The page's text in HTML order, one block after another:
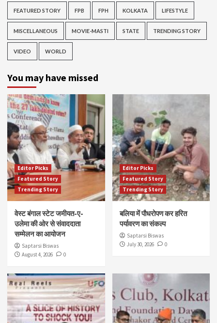
FEATURED STORY FPB FPH KOLKATA LIFESTYLE
MISCELLANEOUS MOVIE-MASTI STATE TRENDING STORY
VIDEO WORLD
You may have missed
Editor Picks
Featured Story
Trending Story
वेस्ट बंगाल स्टेट जमीयत-ए-
उलेमा की ओर से संवाददाता
सम्मेलन का आयोजन
Saptarsi Biswas
August 4, 2026
0
Editor Picks
Featured Story
Trending Story
बलिया में पौधरोपण कर हरित
पर्यावरण का संकल्प
Saptarsi Biswas
July 30, 2026
0